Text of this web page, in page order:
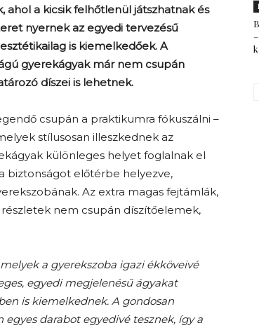
a kicsik felhőtlenül játszhatnak és
nyernek az egyedi tervezésű
is kiemelkedőek. A
gyerekágyak már nem csupán
díszei is lehetnek.
csupán a praktikumra fókuszálni –
stílusosan illeszkednek az
különleges helyet foglalnak el
biztonságot előtérbe helyezve,
Az extra magas fejtámlák,
nem csupán díszítőelemek,
a gyerekszoba igazi ékköveivé
egyedi megjelenésű ágyakat
is kiemelkednek. A gondosan
darabot egyedivé tesznek, így a